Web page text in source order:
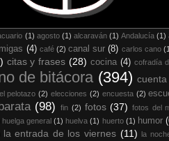
(1) agosto (1) alcaraván (1) Andalucía (1)
(4) café (2) canal sur (8) carlos cano
citas y frases (28) cocina (4) cofradía
de bitácora (394)
el pelotazo (2) elecciones (2) encuesta (2)
(98) fin (2) fotos (37) fotos del
huelga general (1) huelva (1) huerto (1) humor
la entrada de los viernes (11) la